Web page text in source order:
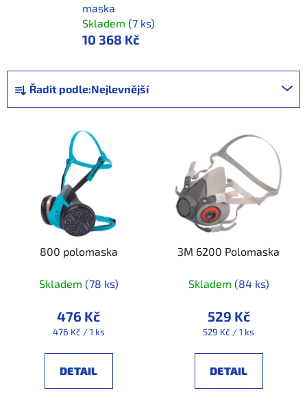
maska
Skladem (7 ks)
10 368 Kč
Ř
a
z
Řadit podle:Nejlevnější
800 polomaska
Skladem (78 ks)
476 Kč
Měrná
476 Kč / 1 ks
DETAIL
3M 6200 Polomaska
Skladem (84 ks)
529 Kč
Měrná
529 Kč / 1 ks
DETAIL